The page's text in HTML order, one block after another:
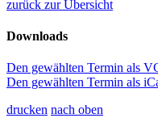
zurück zur Übersicht
Downloads
Den gewählten Termin als
Den gewählten Termin als
drucken nach oben